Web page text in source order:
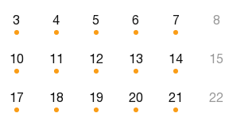
3 4 5 6 7 8
10 11 12 13 14 15
17 18 19 20 21 22